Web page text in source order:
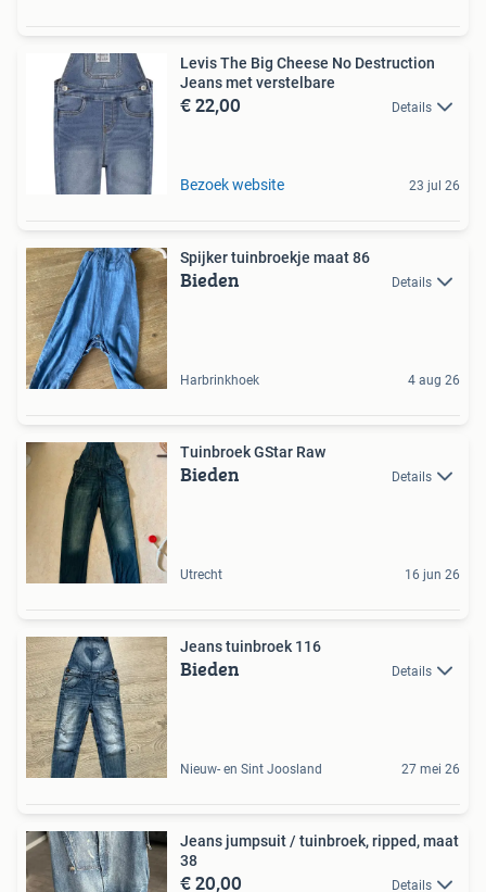
Levis The Big Cheese No Destruction
Jeans met verstelbare
€ 22,00 Details
Bezoek website 23 jul 26
Spijker tuinbroekje maat 86
Bieden Details
Harbrinkhoek 4 aug 26
Tuinbroek GStar Raw
Bieden Details
Utrecht 16 jun 26
Jeans tuinbroek 116
Bieden Details
Nieuw- en Sint Joosland 27 mei 26
Jeans jumpsuit / tuinbroek, ripped, maat
38
€ 20,00 Details